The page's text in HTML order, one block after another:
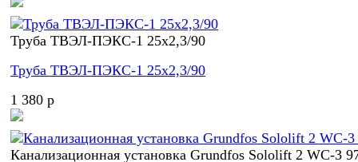
Труба ТВЭЛ-ПЭКС-1 25x2,3/90
Труба ТВЭЛ-ПЭКС-1 25x2,3/90
1 380 p
Канализационная установка Grundfos Sololift 2 WC-3